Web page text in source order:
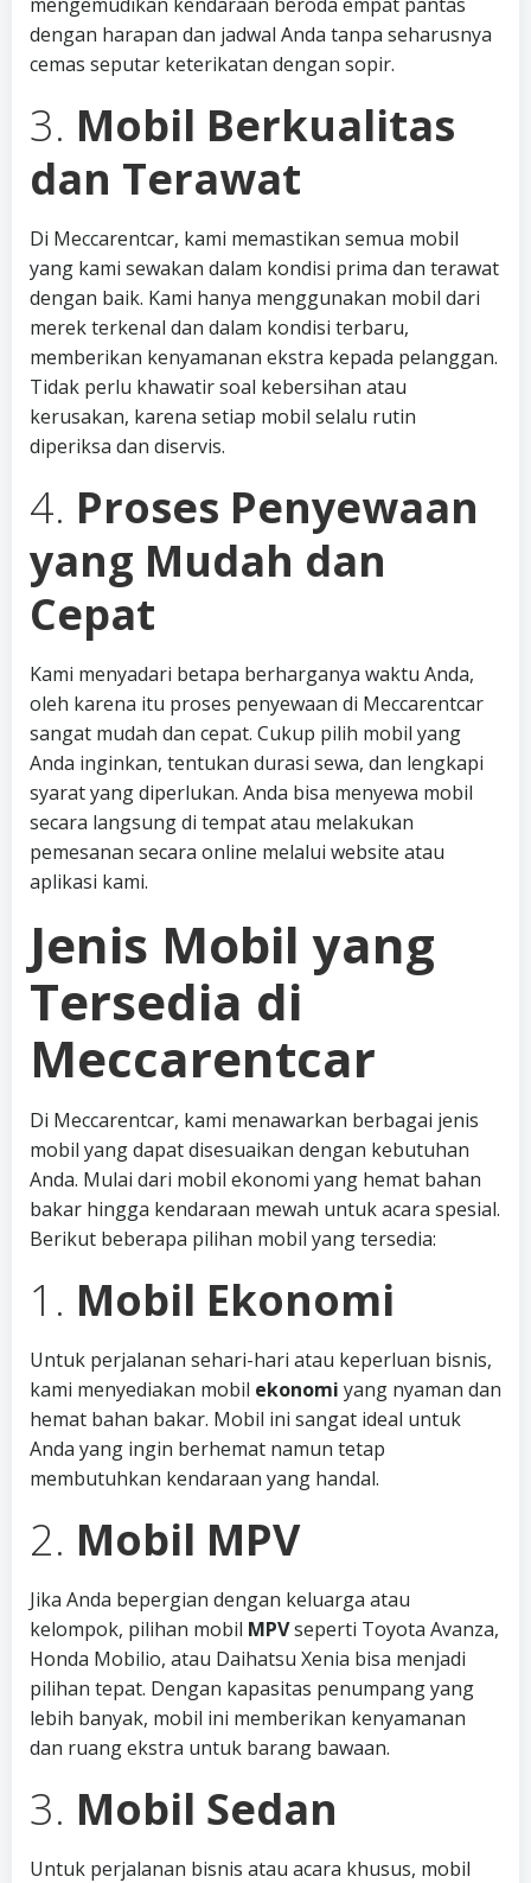
dengan harapan dan jadwal Anda tanpa seharusnya
cemas seputar keterikatan dengan sopir.
3. Mobil Berkualitas
dan Terawat
Di Meccarentcar, kami memastikan semua mobil
yang kami sewakan dalam kondisi prima dan terawat
dengan baik. Kami hanya menggunakan mobil dari
merek terkenal dan dalam kondisi terbaru,
memberikan kenyamanan ekstra kepada pelanggan.
Tidak perlu khawatir soal kebersihan atau
kerusakan, karena setiap mobil selalu rutin
diperiksa dan diservis.
4. Proses Penyewaan
yang Mudah dan
Cepat
Kami menyadari betapa berharganya waktu Anda,
oleh karena itu proses penyewaan di Meccarentcar
sangat mudah dan cepat. Cukup pilih mobil yang
Anda inginkan, tentukan durasi sewa, dan lengkapi
syarat yang diperlukan. Anda bisa menyewa mobil
secara langsung di tempat atau melakukan
pemesanan secara online melalui website atau
aplikasi kami.
Jenis Mobil yang
Tersedia di
Meccarentcar
Di Meccarentcar, kami menawarkan berbagai jenis
mobil yang dapat disesuaikan dengan kebutuhan
Anda. Mulai dari mobil ekonomi yang hemat bahan
bakar hingga kendaraan mewah untuk acara spesial.
Berikut beberapa pilihan mobil yang tersedia:
1. Mobil Ekonomi
Untuk perjalanan sehari-hari atau keperluan bisnis,
kami menyediakan mobil ekonomi yang nyaman dan
hemat bahan bakar. Mobil ini sangat ideal untuk
Anda yang ingin berhemat namun tetap
membutuhkan kendaraan yang handal.
2. Mobil MPV
Jika Anda bepergian dengan keluarga atau
kelompok, pilihan mobil MPVseperti Toyota Avanza,
Honda Mobilio, atau Daihatsu Xenia bisa menjadi
pilihan tepat. Dengan kapasitas penumpang yang
lebih banyak, mobil ini memberikan kenyamanan
dan ruang ekstra untuk barang bawaan.
3. Mobil Sedan
Untuk perjalanan bisnis atau acara khusus, mobil